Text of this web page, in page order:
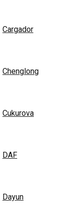
Cargador
Chenglong
Cukurova
DAF
Dayun